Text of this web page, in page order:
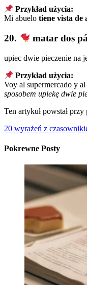
Przykład użycia:
Mi abuelo tiene vista de
20. matar dos
upiec dwie pieczenie na
Przykład użycia:
Voy al supermercado y
sposobem upiekę dwie
Ten artykuł powstał
20 wyrażeń z
Pokrewne Posty